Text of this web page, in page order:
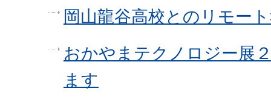
岡山龍谷高校とのリモー
おかやまテクノロジー展
ます